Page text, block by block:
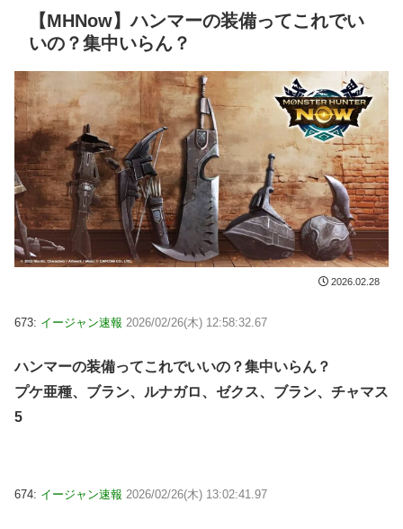
【MHNow】ハンマーの装備ってこれでい
いの？集中いらん？
2026.02.28
673: イージャン速報 2026/02/26(木) 12:58:32.67
ハンマーの装備ってこれでいいの？集中いらん？
プケ亜種、ブラン、ルナガロ、ゼクス、ブラン、チャマス
5
674: イージャン速報 2026/02/26(木) 13:02:41.97